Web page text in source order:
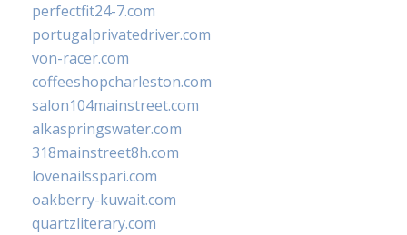
perfectfit24-7.com
portugalprivatedriver.com
von-racer.com
coffeeshopcharleston.com
salon104mainstreet.com
alkaspringswater.com
318mainstreet8h.com
lovenailsspari.com
oakberry-kuwait.com
quartzliterary.com